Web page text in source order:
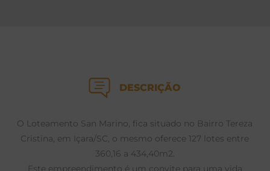
DESCRIÇÃO
O Loteamento San Marino, fica situado no Bairro Tereza
Cristina, em Içara/SC, o mesmo oferece 127 lotes entre
360,16 a 434,40m2.
Este empreendimento é um convite para uma vida